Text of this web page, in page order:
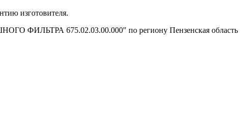
изготовителя.
ФИЛЬТРА 675.02.03.00.000" по региону Пензенская область